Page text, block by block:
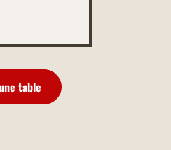
table